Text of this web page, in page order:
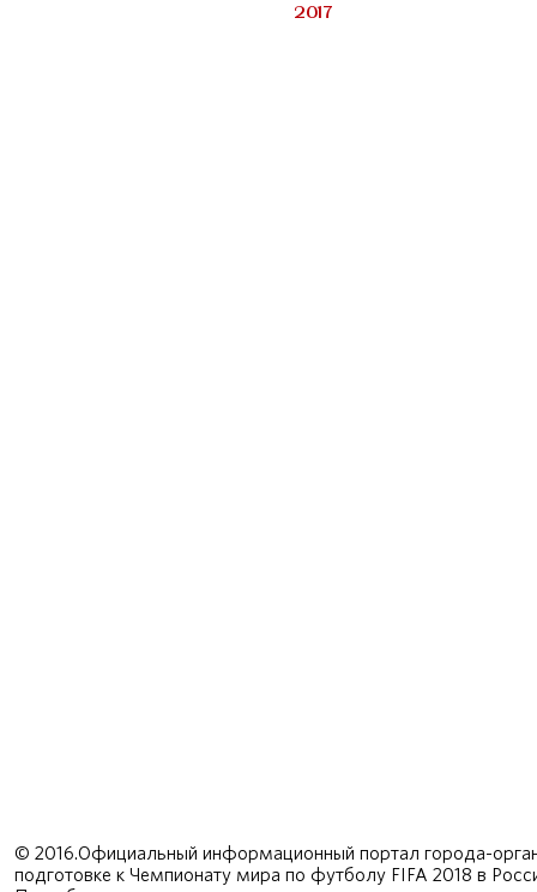
2017
© 2016.Официальный информационный портал города-
подготовке к Чемпионату мира по футболу FIFA 2018 в